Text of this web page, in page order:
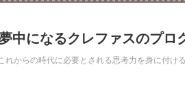
中になるクレファスのプロ
からの時代に必要とされる思考力を身に付